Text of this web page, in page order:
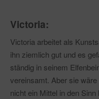
Victoria:
Victoria arbeitet als
ihn ziemlich gut und es
ständig in seinem
vereinsamt. Aber sie
nicht ein Mittel in den